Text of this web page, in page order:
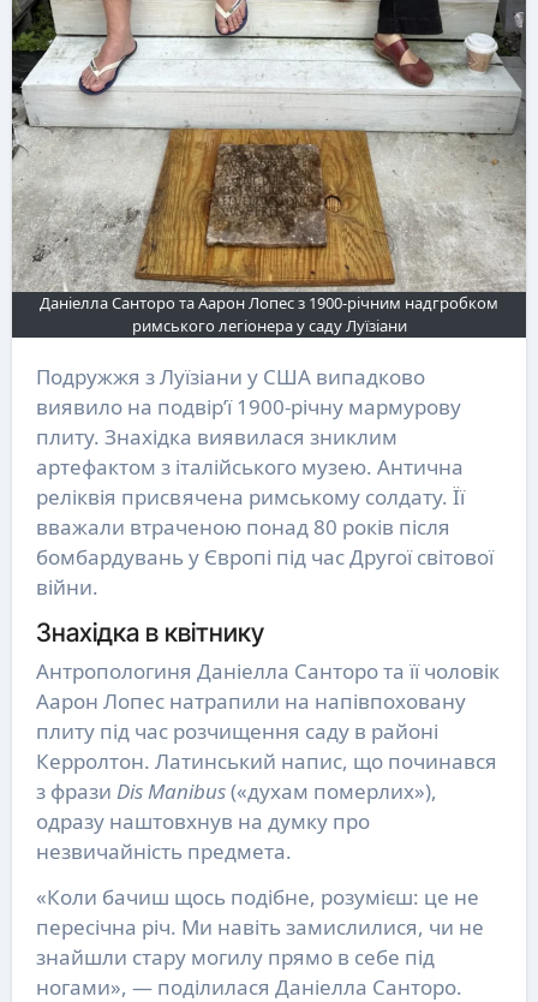
Даніелла Санторо та Аарон Лопес з 1900-річним надгробком
римського легіонера у саду Луїзіани
Подружжя з Луїзіани у США випадково
виявило на подвір’ї 1900-річну мармурову
плиту. Знахідка виявилася зниклим
артефактом з італійського музею. Антична
реліквія присвячена римському солдату. Її
вважали втраченою понад 80 років після
бомбардувань у Європі під час Другої світової
війни.
Знахідка в квітнику
Антропологиня Даніелла Санторо та її чоловік
Аарон Лопес натрапили на напівпоховану
плиту під час розчищення саду в районі
Керролтон. Латинський напис, що починався
з фрази Dis Manibus(«духам померлих»),
одразу наштовхнув на думку про
незвичайність предмета.
«Коли бачиш щось подібне, розумієш: це не
пересічна річ. Ми навіть замислилися, чи не
знайшли стару могилу прямо в себе під
ногами», — поділилася Даніелла Санторо.